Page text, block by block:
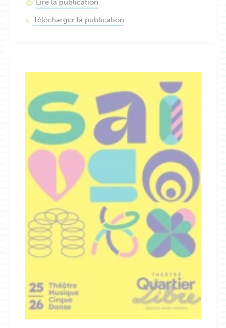
Lire la publication
Télécharger la publication